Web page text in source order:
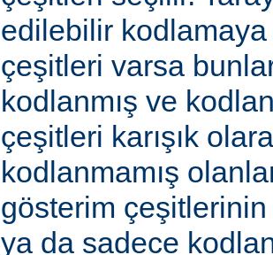
edilebilir
çeşitleri varsa
kodlanmış ve
çeşitleri karışık
kodlanmamış
gösterim
ya da sadece